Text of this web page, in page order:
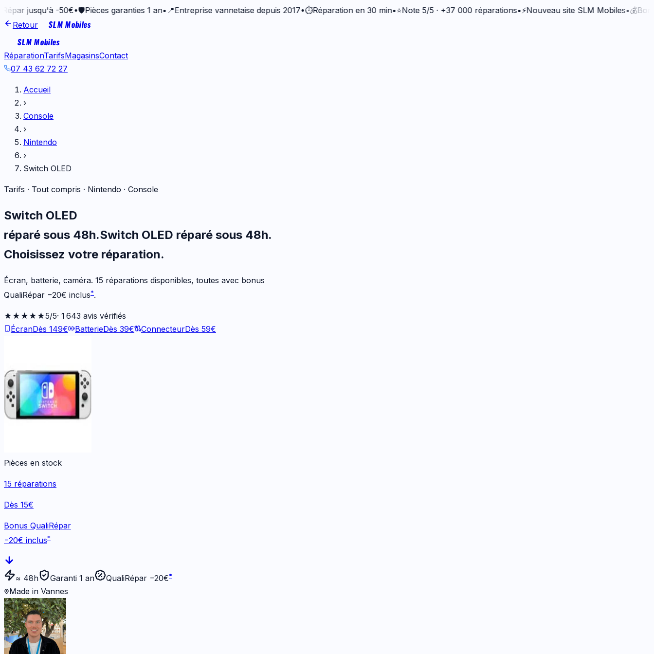
jusqu'à -50€• 🛡️Pièces garanties 1 an•📍 Entreprise vannetaise depuis 2017• ⏱️Réparation en 30 min•⭐Note 5/5 · +37 000 réparations•⚡Nouveau site SLM Mobiles•💰Bonus
Retour
SLM Mobiles
SLM Mobiles
RéparationTarifsMagasinsContact
07 43 62 72 27
Accueil
›
Console
›
Nintendo
›
Switch OLED
Tarifs · Tout compris · Nintendo · Console
Switch OLED
réparé sous 48h.Switch OLED réparé sous 48h.
Choisissez votre réparation.
Écran, batterie, caméra. 15 réparations disponibles, toutes avec bonus
QualiRépar −20€ inclus*.
★★★★★5/5· 1 643 avis vérifiés
ÉcranDès 149€ BatterieDès 39€ ConnecteurDès 59€
Pièces en stock
15 réparations
Dès 15€
Bonus QualiRépar
−20€ inclus*
≈ 48h Garanti 1 an QualiRépar −20€*
Made in Vannes